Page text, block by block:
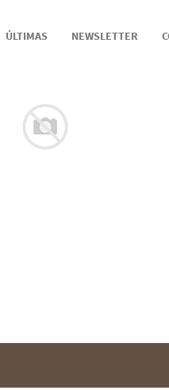
ÚLTIMAS NEWSLETTER